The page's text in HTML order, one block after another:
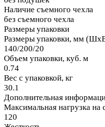
Наличие съемного чехла
без съемного чехла
Размеры упаковки
Размеры упаковки, мм
140/200/20
Объем упаковки, куб. м
0.74
Вес с упаковкой, кг
30.1
Дополнительная
Максимальная нагрузка на
120